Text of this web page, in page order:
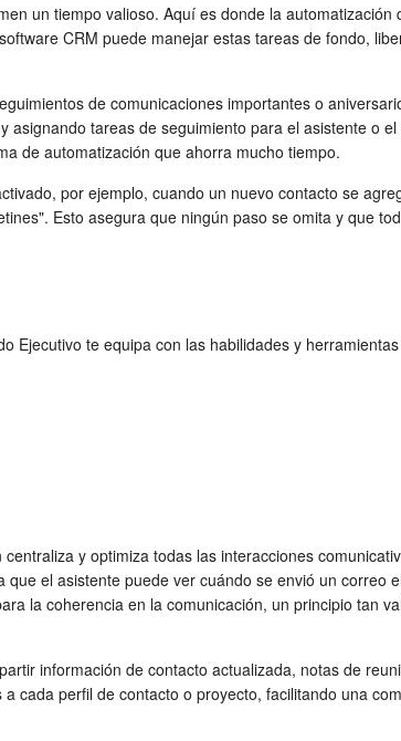
un tiempo valioso. Aquí es donde la automatización
CRM puede manejar estas tareas de fondo,
de comunicaciones importantes o
tareas de seguimiento para el asistente o
de automatización que ahorra mucho tiempo.
por ejemplo, cuando un nuevo contacto se
Esto asegura que ningún paso se omita y que
te equipa con las habilidades y
y optimiza todas las interacciones
el asistente puede ver cuándo se envió un correo
la coherencia en la comunicación, un principio tan
información de contacto actualizada, notas de
cada perfil de contacto o proyecto, facilitando una